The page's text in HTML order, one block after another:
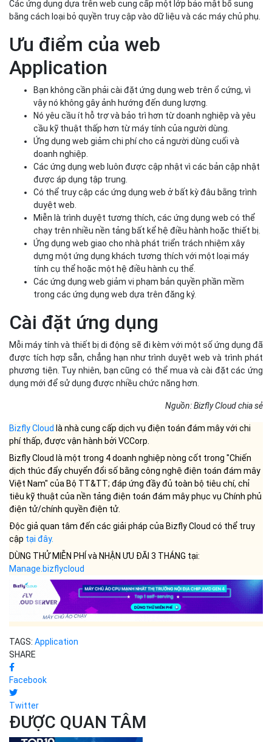
Các ứng dụng dựa trên web cung cấp một lớp bảo mật bổ sung
bằng cách loại bỏ quyền truy cập vào dữ liệu và các máy chủ phụ.
Ưu điểm của web
Application
Bạn không cần phải cài đặt ứng dụng web trên ổ cứng, vì
vậy nó không gây ảnh hướng đến dung lượng.
Nó yêu cầu ít hỗ trợ và bảo trì hơn từ doanh nghiệp và yêu
cầu kỹ thuật thấp hơn từ máy tính của người dùng.
Ứng dụng web giảm chi phí cho cả người dùng cuối và
doanh nghiệp.
Các ứng dụng web luôn được cập nhật vì các bản cập nhật
được áp dụng tập trung.
Có thể truy cập các ứng dụng web ở bất kỳ đâu bằng trình
duyệt web.
Miễn là trình duyệt tương thích, các ứng dụng web có thể
chạy trên nhiều nền tảng bất kể hệ điều hành hoặc thiết bị.
Ứng dụng web giao cho nhà phát triển trách nhiệm xây
dựng một ứng dụng khách tương thích với một loại máy
tính cụ thể hoặc một hệ điều hành cụ thể.
Các ứng dụng web giảm vi phạm bản quyền phần mềm
trong các ứng dụng web dựa trên đăng ký.
Cài đặt ứng dụng
Mỗi máy tính và thiết bị di động sẽ đi kèm với một số ứng dụng đã
được tích hợp sẵn, chẳng hạn như trình duyệt web và trình phát
phương tiện. Tuy nhiên, bạn cũng có thể mua và cài đặt các ứng
dụng mới để sử dụng được nhiều chức năng hơn.
Nguồn: Bizfly Cloud chia sẻ
Bizfly Cloud là nhà cung cấp dịch vụ điện toán đám mây với chi
phí thấp, được vận hành bởi VCCorp.
Bizfly Cloud là một trong 4 doanh nghiệp nòng cốt trong "Chiến
dịch thúc đẩy chuyển đổi số bằng công nghệ điện toán đám mây
Việt Nam" của Bộ TT&TT; đáp ứng đầy đủ toàn bộ tiêu chí, chỉ
tiêu kỹ thuật của nền tảng điện toán đám mây phục vụ Chính phủ
điện tử/chính quyền điện tử.
Độc giả quan tâm đến các giải pháp của Bizfly Cloud có thể truy
cập tại đây.
DÙNG THỬ MIỄN PHÍ và NHẬN ƯU ĐÃI 3 THÁNG tại:
Manage.bizflycloud
TAGS: Application
SHARE
Facebook
Twitter
ĐƯỢC QUAN TÂM